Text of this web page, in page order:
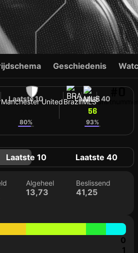
Manchester UnitedBrazilMLSShirtnummer
Geschiedenis
Laatste 10
80%
Laatste 40
56
93%
Laatste 10 Laatste 40
Algeheel
13,73
Beslissend
41,25
0
1